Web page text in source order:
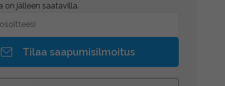
on jälleen saatavilla.
Tilaa saapumisilmoitus